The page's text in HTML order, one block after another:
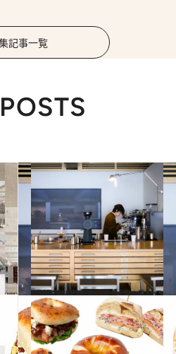
記事一覧
2023.4.11
感性を感じる隠れ家エリア 足を延ばして訪れたい 延南洞と延禧洞さんぽ
旅＆お出かけ